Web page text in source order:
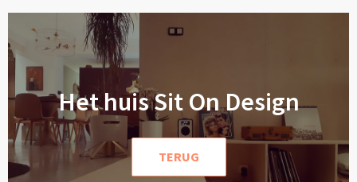
Het huis Sit On Design
TERUG